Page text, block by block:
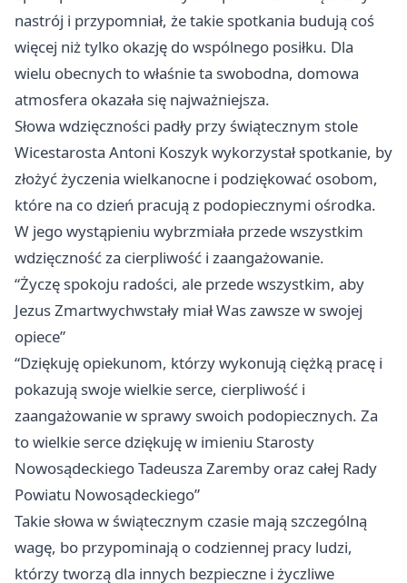
nastrój i przypomniał, że takie spotkania budują coś
więcej niż tylko okazję do wspólnego posiłku. Dla
wielu obecnych to właśnie ta swobodna, domowa
atmosfera okazała się najważniejsza.
Słowa wdzięczności padły przy świątecznym stole
Wicestarosta Antoni Koszyk wykorzystał spotkanie, by
złożyć życzenia wielkanocne i podziękować osobom,
które na co dzień pracują z podopiecznymi ośrodka.
W jego wystąpieniu wybrzmiała przede wszystkim
wdzięczność za cierpliwość i zaangażowanie.
“Życzę spokoju radości, ale przede wszystkim, aby
Jezus Zmartwychwstały miał Was zawsze w swojej
opiece”
“Dziękuję opiekunom, którzy wykonują ciężką pracę i
pokazują swoje wielkie serce, cierpliwość i
zaangażowanie w sprawy swoich podopiecznych. Za
to wielkie serce dziękuję w imieniu Starosty
Nowosądeckiego Tadeusza Zaremby oraz całej Rady
Powiatu Nowosądeckiego”
Takie słowa w świątecznym czasie mają szczególną
wagę, bo przypominają o codziennej pracy ludzi,
którzy tworzą dla innych bezpieczne i życzliwe